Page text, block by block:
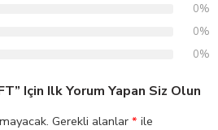
0%
0%
0%
Için Ilk Yorum Yapan Siz Olun
Gerekli alanlar * ile